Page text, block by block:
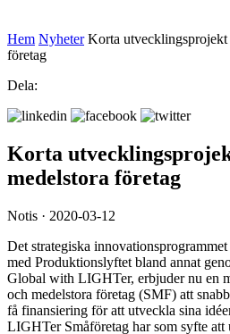
Hem Nyheter Korta utvecklingsprojekt
företag
Dela:
Korta
medelstora företag
Notis · 2020-03-12
Det strategiska
med Produktionslyftet bland annat
Global with LIGHTer, erbjuder nu en
och medelstora företag (SMF) att
få finansiering för att utveckla sina
LIGHTer Småföretag har som syfte